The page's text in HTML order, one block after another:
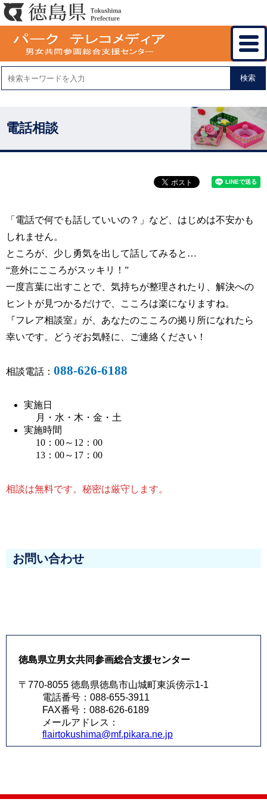
検索
電話相談
「電話で何でも話していいの？」など、はじめは不安かも
しれません。
ところが、少し勇気を出して話してみると…
“意外にこころがスッキリ！”
一度言葉に出すことで、気持ちが整理されたり、解決への
ヒントが見つかるだけで、こころは楽になりますね。
『フレア相談室』が、あなたのこころの拠り所になれたら
幸いです。どうぞお気軽に、ご連絡ください！
相談電話： 088-626-6188
実施日
月・水・木・金・土
実施時間
10：00～12：00
13：00～17：00
相談は無料です。秘密は厳守します。
お問い合わせ
徳島県立男女共同参画総合支援センター
〒770-8055 徳島県徳島市山城町東浜傍示1-1
電話番号：088-655-3911
FAX番号：088-626-6189
メールアドレス：
flairtokushima@mf.pikara.ne.jp